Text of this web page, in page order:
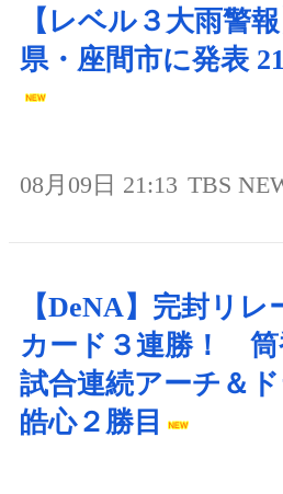
【レベル３大雨警
県・座間市に発表
08月09日 21:13 TBS
【DeNA】完封リレ
カード３連勝！ 筒
試合連続アーチ＆
皓心２勝目